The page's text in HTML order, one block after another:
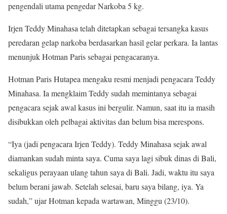
pengendali utama pengedar Narkoba 5 kg.
Irjen Teddy Minahasa telah ditetapkan sebagai tersangka kasus
peredaran gelap narkoba berdasarkan hasil gelar perkara. Ia lantas
menunjuk Hotman Paris sebagai pengacaranya.
Hotman Paris Hutapea mengaku resmi menjadi pengacara Teddy
Minahasa. Ia mengklaim Teddy sudah memintanya sebagai
pengacara sejak awal kasus ini bergulir. Namun, saat itu ia masih
disibukkan oleh pelbagai aktivitas dan belum bisa merespons.
“Iya (jadi pengacara Irjen Teddy). Teddy Minahasa sejak awal
diamankan sudah minta saya. Cuma saya lagi sibuk dinas di Bali,
sekaligus perayaan ulang tahun saya di Bali. Jadi, waktu itu saya
belum berani jawab. Setelah selesai, baru saya bilang, iya. Ya
sudah,” ujar Hotman kepada wartawan, Minggu (23/10).